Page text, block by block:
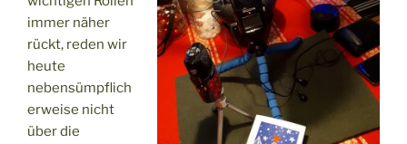
immer näher
rückt, reden wir
heute
nebensümpflich
erweise nicht
über die